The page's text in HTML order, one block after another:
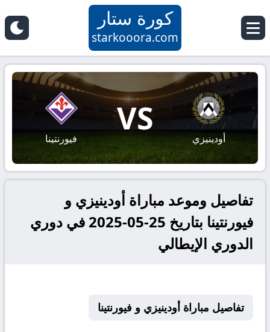
كورة ستار
starkooora.com
أودينيزي
VS
فيورنتينا
تفاصيل وموعد مباراة أودينيزي و
فيورنتينا بتاريخ 25-05-2025 في دوري
الدوري الإيطالي
تفاصيل مباراة أودينيزي و فيورنتينا